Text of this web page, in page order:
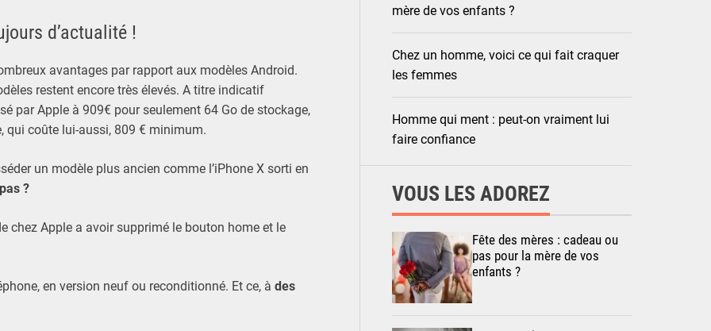
d’actualité !
avantages par rapport aux modèles Android.
restent encore très élevés. A titre indicatif
par Apple à 909€ pour seulement 64 Go de stockage,
qui coûte lui-aussi, 809 € minimum.
un modèle plus ancien comme l’iPhone X sorti en
?
chez Apple a avoir supprimé le bouton home et le
en version neuf ou reconditionné. Et ce, à des
mère de vos enfants ?
Chez un homme, voici ce qui fait craquer
les femmes
Homme qui ment : peut-on vraiment lui
faire confiance
VOUS LES ADOREZ
Fête des mères : cadeau ou
pas pour la mère de vos
enfants ?